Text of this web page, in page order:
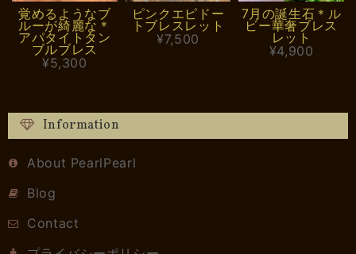
覚めるようなブ
ルーが綺麗な＊
アパタイトタン
ブルブレス
¥5,300
ピンクエピドー
トブレスレット
¥7,500
7月の誕生石＊ル
ビー華奢ブレス
レット
¥4,900
Information
About PearlPearl
Blog
Contact